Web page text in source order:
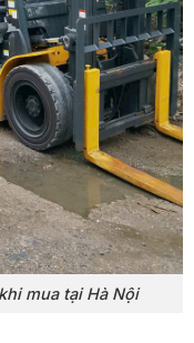
mua tại Hà Nội